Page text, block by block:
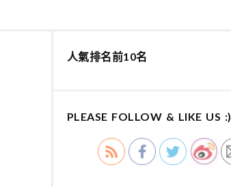
人氣排名前10名
PLEASE FOLLOW & LIKE US :)